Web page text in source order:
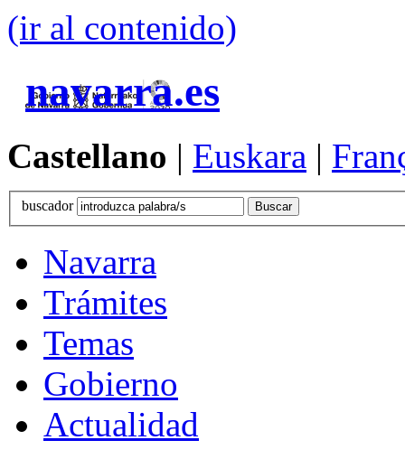
(ir al contenido)
navarra.es
Castellano | Euskara |
buscador
Navarra
Trámites
Temas
Gobierno
Actualidad